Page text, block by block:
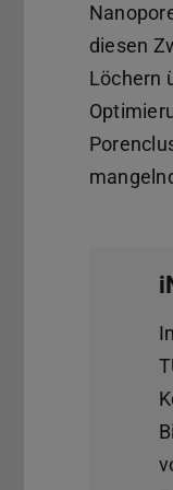
diesen
Löchern